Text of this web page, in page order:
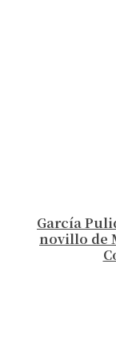
García
novillo de